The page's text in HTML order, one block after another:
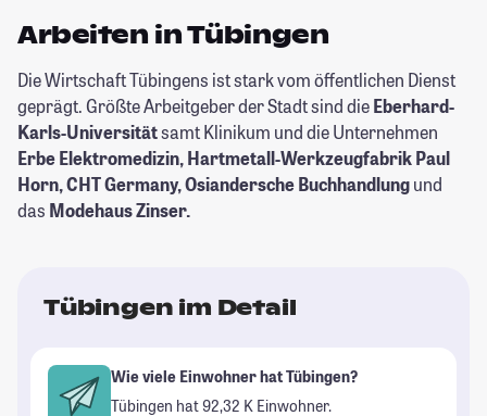
Arbeiten in Tübingen
Die Wirtschaft Tübingens ist stark vom öffentlichen Dienst
geprägt. Größte Arbeitgeber der Stadt sind dieEberhard-
Karls-Universitätsamt Klinikum und die Unternehmen
Erbe Elektromedizin, Hartmetall-Werkzeugfabrik Paul
Horn, CHT Germany, Osiandersche Buchhandlungund
das Modehaus Zinser.
Tübingen im Detail
Wie viele Einwohner hat Tübingen?
Tübingen hat 92,32 K Einwohner.